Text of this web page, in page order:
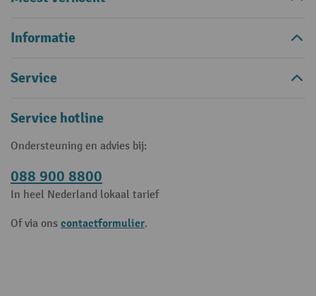
Informatie
Service
Service hotline
Ondersteuning en advies bij:
088 900 8800
In heel Nederland lokaal tarief
Of via ons contactformulier.